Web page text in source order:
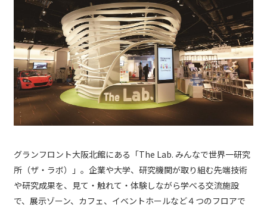
グランフロント大阪北館にある「The Lab. みんなで世界一研究
所（ザ・ラボ）」。企業や大学、研究機関が取り組む先端技術
や研究成果を、見て・触れて・体験しながら学べる交流施設
で、展示ゾーン、カフェ、イベントホールなど４つのフロアで